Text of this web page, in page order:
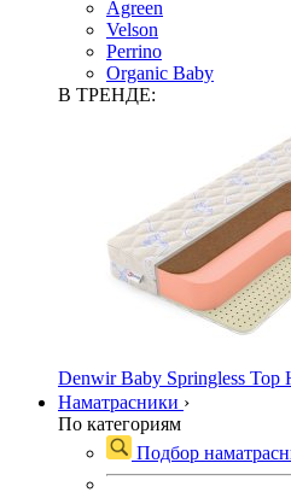
Agreen
Velson
Perrino
Organic Baby
В ТРЕНДЕ:
Denwir Baby Springless Top
Наматрасники ›
По категориям
Подбор